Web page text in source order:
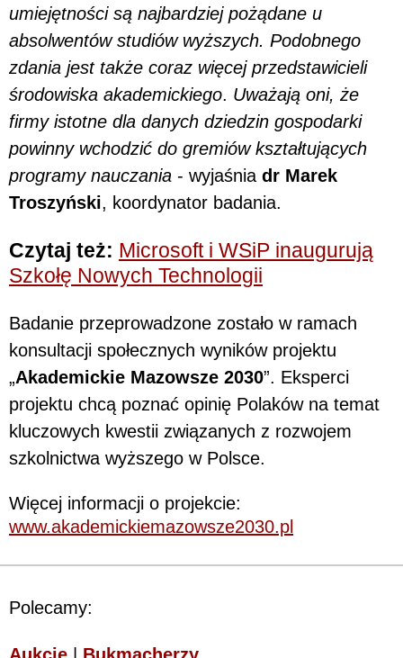
umiejętności są najbardziej pożądane u
absolwentów studiów wyższych. Podobnego
zdania jest także coraz więcej przedstawicieli
środowiska akademickiego. Uważają oni, że
firmy istotne dla danych dziedzin gospodarki
powinny wchodzić do gremiów kształtujących
programy nauczania - wyjaśnia dr Marek
Troszyński, koordynator badania.
Czytaj też: Microsoft i WSiP inaugurują
Szkołę Nowych Technologii
Badanie przeprowadzone zostało w ramach
konsultacji społecznych wyników projektu
„Akademickie Mazowsze 2030”. Eksperci
projektu chcą poznać opinię Polaków na temat
kluczowych kwestii związanych z rozwojem
szkolnictwa wyższego w Polsce.
Więcej informacji o projekcie:
www.akademickiemazowsze2030.pl
Polecamy:
Aukcje | Bukmacherzy